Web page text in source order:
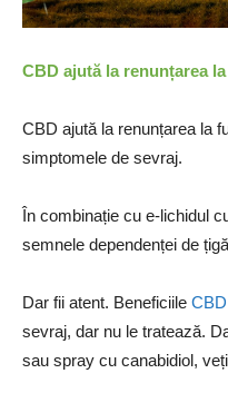
CBD ajută la renunțarea
CBD ajută la renunțarea la
simptomele de sevraj.
În combinație cu e-lichidul
semnele dependenței de
Dar fii atent. Beneficiile CBD
sevraj, dar nu le tratează.
sau spray cu canabidiol,